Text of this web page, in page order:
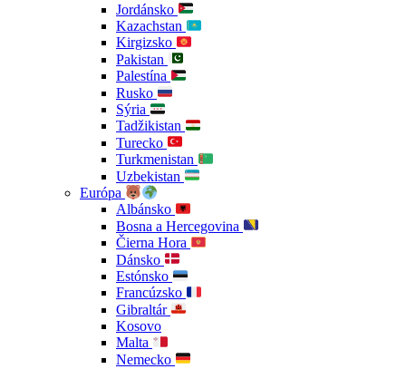
Jordánsko
Kazachstan
Kirgizsko
Pakistan
Palestína
Rusko
Sýria
Tadžikistan
Turecko
Turkmenistan
Uzbekistan
Európa
Albánsko
Bosna a Hercegovina
Čierna Hora
Dánsko
Estónsko
Francúzsko
Gibraltár
Kosovo
Malta
Nemecko